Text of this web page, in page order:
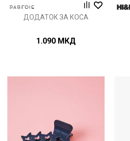
ДОДАТОК ЗА КОСА
1.090 МКД